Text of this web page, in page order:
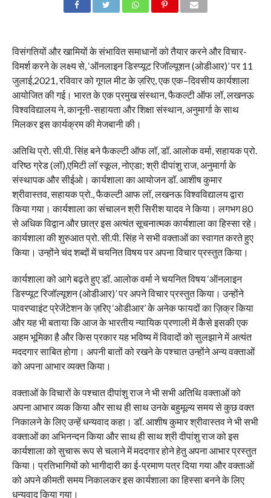
विसंगतियों और खामियों के संभावित समाधानों को तैयार करने और विचार-
विमर्श करने के लक्ष्य से, ‘ऑनलाइन डिस्प्यूट रिजॉल्यूशन (ओडीआर)’ पर 11
जुलाई,2021, रविवार को गूगल मीट के ज़रिए, एक एक–दिवसीय कार्यशाला
आयोजित की गई। भारत के एक प्रमुख संस्थान, फैकल्टी ऑफ लॉ, लखनऊ
विश्वविद्यालय ने, कानूनी-सहायता और शिक्षा संस्थान, अनुमार्गा के साथ
मिलकर इस कार्यक्रम की मेजबानी की।
अतिथि प्रो. सी.पी. सिंह बने फैकल्टी ऑफ लॉ, डॉ. आलोक वर्मा, सहायक प्रो.
वरिष्ठ ग्रेड (लॉ),एमिटी लॉ स्कूल, नोएडा; श्री दीपांशु राज, अनुमार्गा के
संस्थापक और सीईओ। कार्यशाला का आयोजन डॉ. आशीष कुमार
श्रीवास्तव, सहायक प्रो., फैकल्टी आफ लॉ, लखनऊ विश्वविद्यालय द्वारा
किया गया। कार्यशाला का संचालन श्री सिरीश यादव ने किया। लगभग 80
से अधिक विद्वान और छात्र इस अत्यंत सूचनात्मक कार्यशाला का हिस्सा रहे।
कार्यशाला की शुरुआत प्रो. सी.पी. सिंह ने सभी वक्ताओं का स्वागत करते हुए
किया। उन्होंने चंद शब्दों में चयनित विषय पर अपना विचार प्रस्तुत किया।
कार्यशाला को आगे बढ़ते हुए डॉ. आलोक वर्मा ने चयनित विषय ‘ऑनलाइन
डिस्प्यूट रिजॉल्यूशन (ओडीआर)’ पर अपने विचार प्रस्तुत किया। उन्होंने
पावरप्वाइंट प्रेजेंटेशन के ज़रिए ‘ओडीआर’ के अनेक फायदों का ज़िक्र किया
और यह भी बताया कि आज के भारतीय न्यायिक प्रणाली में कैसे इसकी एक
अहम भूमिका है और किस प्रकार यह भविष्य में विवादों को सुलझाने में अत्यंत
मददगार साबित होगा। अपनी बातों को रखने के पश्चात उन्होंने अन्य वक्ताओं
को अपना आभार व्यक्त किया।
वक्ताओं के विचारों के पश्चात दीपांशु राज ने भी सभी अतिथि वक्ताओं को
अपना आभार व्यक किया और साथ ही साथ उनके बहुमूल्य समय से कुछ वक्त
निकालने के लिए उन्हें धन्यवाद कहा। डॉ. आशीष कुमार श्रीवास्तव ने भी सभी
वक्ताओं का अभिनन्दन किया और साथ ही साथ श्री दीपांशु राज को इस
कार्यशाला को सुचारू रूप से चलाने में मददगार होने हेतु अपना आभार प्रस्तुत
किया। प्रतिभागियों को भागीदारी का ई-प्रमाण पत्र दिया गया और वक्ताओं
को अपने कीमती समय निकालकर इस कार्यशाला का हिस्सा बनने के लिए
धन्यवाद किया गया।